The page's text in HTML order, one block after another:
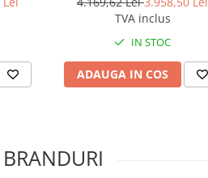
TVA inclus
IN STOC
ADAUGA IN COS